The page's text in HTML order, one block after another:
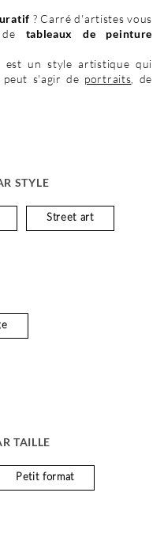
? Carré d'artistes vous
tableaux de peinture
est un style artistique qui
s'agir de portraits , de
STYLE
Street art
TAILLE
Petit format